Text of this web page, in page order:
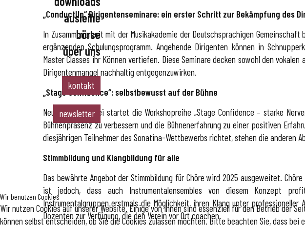
beratungsservice
generalversammlu
ng
aktuelles
chöre
instrumentalense
mbles
musikvereine
spielmannszüge &
drumbands
ausleihe
börse
allgemeines
alle instrumente
preisliste
über uns
team & vorstand
partner
kontakt
newsletter
„ConductUp“ Dirigentenseminare: ein erster Schritt zur Bekämpfung des
In Zusammenarbeit mit der Musikakademie der Deutschsprachigen
ergänzenden Schulungsprogramm. Angehende Dirigenten können in
Master Classes ihr Können vertiefen. Diese Seminare decken sowohl den
Dirigentenmangel nachhaltig entgegenzuwirken.
„Stage Confidence“: selbstbewusst auf der Bühne
Neu und kostenfrei startet die Workshopreihe „Stage Confidence – starke
Bühnenpräsenz zu verbessern und die Bühnenerfahrung zu einer positiven
diesjährigen Teilnehmer des Sonatina-Wettbewerbs richtet, stehen die anderen
Stimmbildung und Klangbildung für alle
Das bewährte Angebot der Stimmbildung für Chöre wird 2025 ausgeweitet.
ist jedoch, dass auch Instrumentalensembles von diesem Konzept
Instrumentalgruppen erstmals die Möglichkeit, ihren Klang unter
Dozenten zur Verfügung, die den Verein vor Ort coachen.
Wir benutzen Cookies
Wir nutzen Cookies auf unserer Website. Einige von ihnen sind essenziell für den Betrieb der
können selbst entscheiden, ob Sie die Cookies zulassen möchten. Bitte beachten Sie, dass